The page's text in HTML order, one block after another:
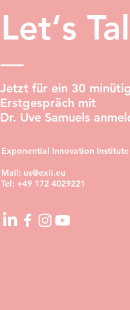
Let‘s
Jetzt für ein 30
Erstgespräch mit
Dr. Uve Samuels
Exponential Innovation Institute
Mail: us@exii.eu
Tel: +49 172 4029221